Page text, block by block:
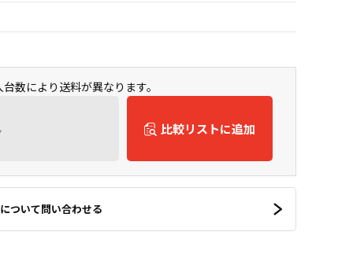
により送料が異なります。
比較リストに追加
ついて問い合わせる